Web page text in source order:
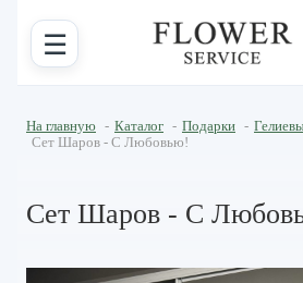
☰
На главную - Каталог - Подарки -
Сет Шаров - С Любовью!
Сет Шаров - С